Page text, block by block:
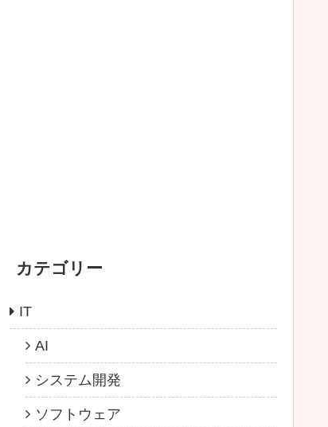
カテゴリー
IT
AI
システム開発
ソフトウェア